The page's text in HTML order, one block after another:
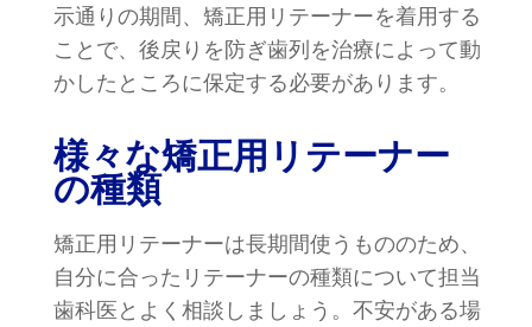
示通りの期間、矯正用リテーナーを着用する
ことで、後戻りを防ぎ歯列を治療によって動
かしたところに保定する必要があります。
様々な矯正用リテーナー
の種類
矯正用リテーナーは長期間使うもののため、
自分に合ったリテーナーの種類について担当
歯科医とよく相談しましょう。不安がある場